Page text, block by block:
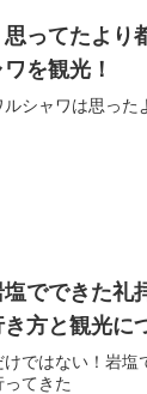
思ってたよ
を観光！
シャワは思った
塩でできた礼
方と観光に
ではない！岩塩
てきた